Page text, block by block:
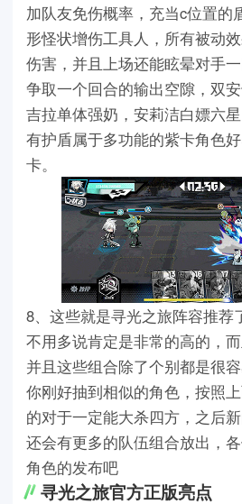
加队友免伤概率，充当c位置的
形怪状增伤工具人，所有被动
伤害，并且上场还能眩晕对手
争取一个回合的输出空隙，双
吉拉单体强奶，安莉洁白嫖六
有护盾属于多功能的紫卡角色
卡。
8、这些就是寻光之旅阵容推荐
不用多说肯定是非常的高的，
并且这些组合除了个别都是很
你刚好抽到相似的角色，按照
的对于一定能大杀四方，之后
还会有更多的队伍组合放出，
角色的发布吧
寻光之旅官方正版亮点